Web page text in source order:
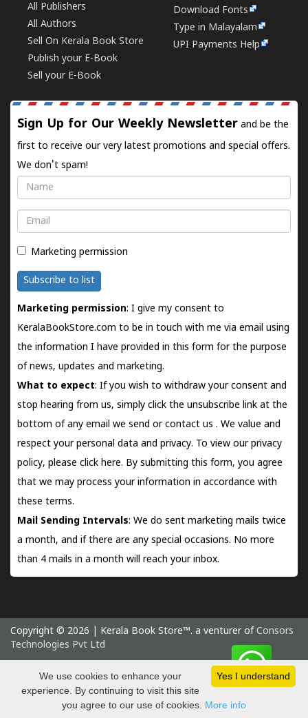
All Publishers
All Authors
Sell On Kerala Book Store
Publish your E-Book
Sell your E-Book
Download Fonts
Type in Malayalam
UPI Payments Help
Sign Up for Our Weekly Newsletter and be the
first to receive our very latest promotions and special offers.
We don't spam!
Name
Email
Marketing permission
Subscribe to list
Marketing permission: I give my consent to
KeralaBookStore.com to be in touch with me via email using
the information I have provided in this form for the purpose
of news, updates and marketing.
What to expect: If you wish to withdraw your consent and
stop hearing from us, simply click the unsubscribe link at the
bottom of any email we send orcontact us . We value and
respect your personal data and privacy. To view our privacy
policy, please click here. By submitting this form, you agree
that we may process your information in accordance with
these terms.
Mail Sending Intervals: We do sent marketing mails twice
a month, and if there are any special occasions. No more
than 4 mails in a month will reach your inbox.
Copyright © 2026 | Kerala Book Store™. a venturer of Consors
Technologies Pvt Ltd
Thursday 6 August, 2026 IST
Yes I understand
We use cookies to enhance your
experience. By continuing to visit this site
you agree to our use of cookies. More info